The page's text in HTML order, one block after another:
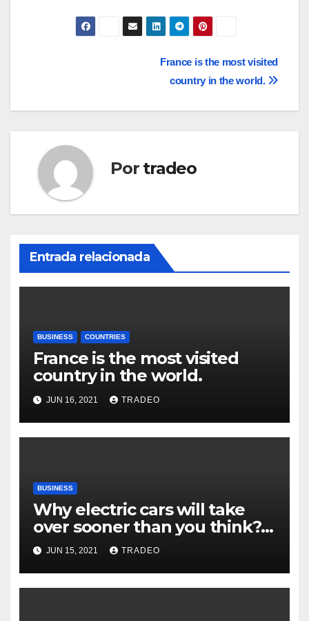
France is the most visited
country in the world.
Por tradeo
Entrada relacionada
BUSINESS COUNTRIES
France is the most visited
country in the world.
JUN 16, 2021 TRADEO
BUSINESS
Why electric cars will take
over sooner than you think?
Do you think electric vehicles
will replace diesel cars more
quickly than we thought?
JUN 15, 2021 TRADEO